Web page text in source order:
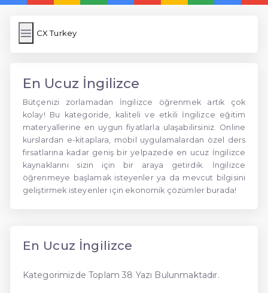
CX Turkey
En Ucuz İngilizce
Bütçenizi zorlamadan İngilizce öğrenmek artık çok
kolay! Bu kategoride, kaliteli ve etkili İngilizce eğitim
materyallerine en uygun fiyatlarla ulaşabilirsiniz. Online
kurslardan e-kitaplara, mobil uygulamalardan özel ders
fırsatlarına kadar geniş bir yelpazede en ucuz İngilizce
kaynaklarını sizin için bir araya getirdik. İngilizce
öğrenmeye başlamak isteyenler ya da mevcut bilgisini
geliştirmek isteyenler için ekonomik çözümler burada!
En Ucuz İngilizce
Kategorimizde Toplam 38 Yazı Bulunmaktadır.